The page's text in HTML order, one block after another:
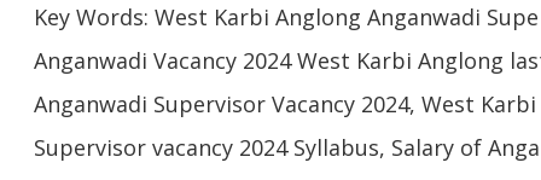
Key Words: West Karbi Anglong Anganwadi
Anganwadi Vacancy 2024 West Karbi Anglong
Anganwadi Supervisor Vacancy 2024, West
Supervisor vacancy 2024 Syllabus, Salary of